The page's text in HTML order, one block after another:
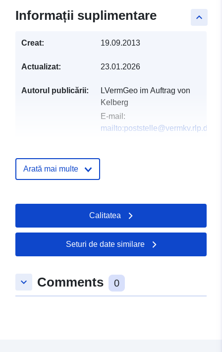
keyboard_arrow_up
Informații suplimentare
Creat: 19.09.2013
Actualizat: 23.01.2026
Autorul publicării:
LVermGeo im Auftrag von
Kelberg
E-mail:
mailto:poststelle@vermkv.rlp.de
Coordonate:
50.3163 ], [ 6.88635,
50.3163 ], [ 6.88635,
Tip: Polygon
Arată mai multe
Calitatea
Seturi de date similare
keyboard_arrow_down Comments 0